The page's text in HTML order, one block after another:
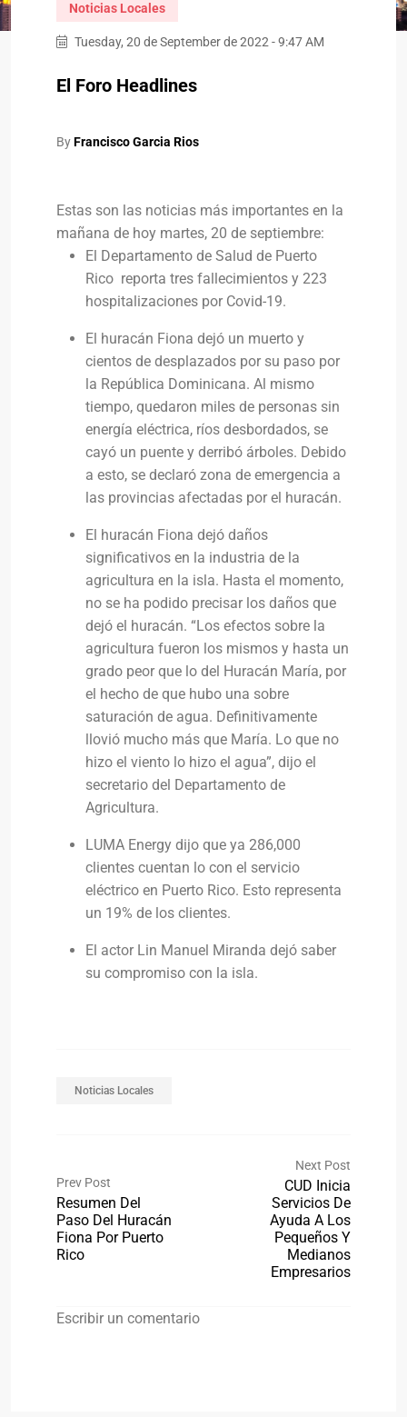
Noticias Locales
Tuesday, 20 de September de 2022 - 9:47 AM
El Foro Headlines
ByFrancisco Garcia Rios
Estas son las noticias más importantes en la
mañana de hoy martes, 20 de septiembre:
El Departamento de Salud de Puerto
Rico reporta tres fallecimientos y 223
hospitalizaciones por Covid-19.
El huracán Fiona dejó un muerto y
cientos de desplazados por su paso por
la República Dominicana. Al mismo
tiempo, quedaron miles de personas sin
energía eléctrica, ríos desbordados, se
cayó un puente y derribó árboles. Debido
a esto, se declaró zona de emergencia a
las provincias afectadas por el huracán.
El huracán Fiona dejó daños
significativos en la industria de la
agricultura en la isla. Hasta el momento,
no se ha podido precisar los daños que
dejó el huracán. “Los efectos sobre la
agricultura fueron los mismos y hasta un
grado peor que lo del Huracán María, por
el hecho de que hubo una sobre
saturación de agua. Definitivamente
llovió mucho más que María. Lo que no
hizo el viento lo hizo el agua”, dijo el
secretario del Departamento de
Agricultura.
LUMA Energy dijo que ya 286,000
clientes cuentan lo con el servicio
eléctrico en Puerto Rico. Esto representa
un 19% de los clientes.
El actor Lin Manuel Miranda dejó saber
su compromiso con la isla.
Noticias Locales
Prev Post
Resumen Del
Paso Del Huracán
Fiona Por Puerto
Rico
Next Post
CUD Inicia
Servicios De
Ayuda A Los
Pequeños Y
Medianos
Empresarios
Escribir un comentario